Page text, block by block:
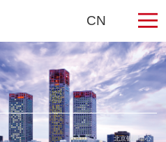
CN
北京银泰中心